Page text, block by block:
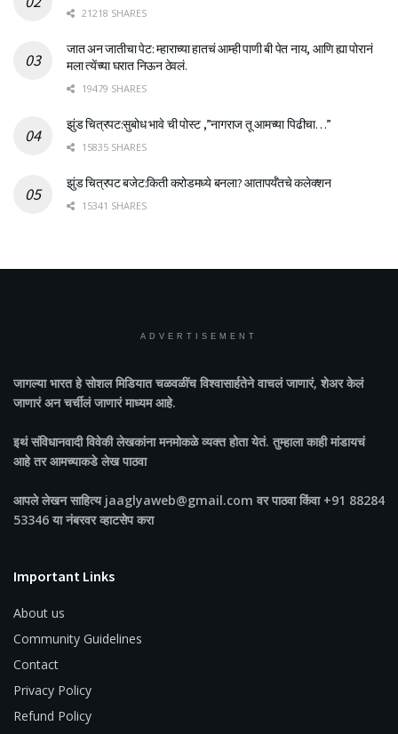
21218 SHARES
जात अन जातीचा पेट: म्हाराच्या हातचं आम्ही पाणी बी पेत नाय, आणि ह्या पोरानं
मला त्येंच्या घरात निऊन ठेवलं.
19479 SHARES
झुंड चित्रपट:सुबोध भावे ची पोस्ट ,”नागराज तू आमच्या पिढीचा…”
15835 SHARES
झुंड चित्रपट बजेट:किती करोडमध्ये बनला? आतापर्यँतचे कलेक्शन
15341 SHARES
ADVERTISEMENT
जागल्या भारतहे सोशल मिडियात चळवळींच विश्वासार्हतेने वाचलं जाणारं, शेअर केलं
जाणारं अन चर्चीलं जाणारं माध्यम आहे.
इथं संविधानवादी विवेकी लेखकांना मनमोकळे व्यक्त होता येतं. तुम्हाला काही मांडायचं
आहे तर आमच्याकडे लेख पाठवा
आपले लेखन साहित्य jaaglyaweb@gmail.com वर पाठवा किंवा +91 88284
53346 या नंबरवर व्हाटसेप करा
Important Links
About us
Community Guidelines
Contact
Privacy Policy
Refund Policy